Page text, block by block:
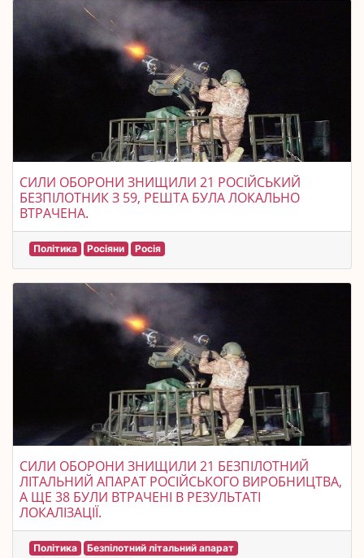
СИЛИ ОБОРОНИ ЗНИЩИЛИ 21 РОСІЙСЬКИЙ
БЕЗПІЛОТНИК З 59, РЕШТА БУЛА ЛОКАЛЬНО
ВТРАЧЕНА.
Політика Росіяни Росія
СИЛИ ОБОРОНИ ЗНИЩИЛИ 21 БЕЗПІЛОТНИЙ
ЛІТАЛЬНИЙ АПАРАТ РОСІЙСЬКОГО ВИРОБНИЦТВА,
А ЩЕ 38 БУЛИ ВТРАЧЕНІ В РЕЗУЛЬТАТІ
ЛОКАЛІЗАЦІЇ.
Політика
Безпілотний літальний апарат